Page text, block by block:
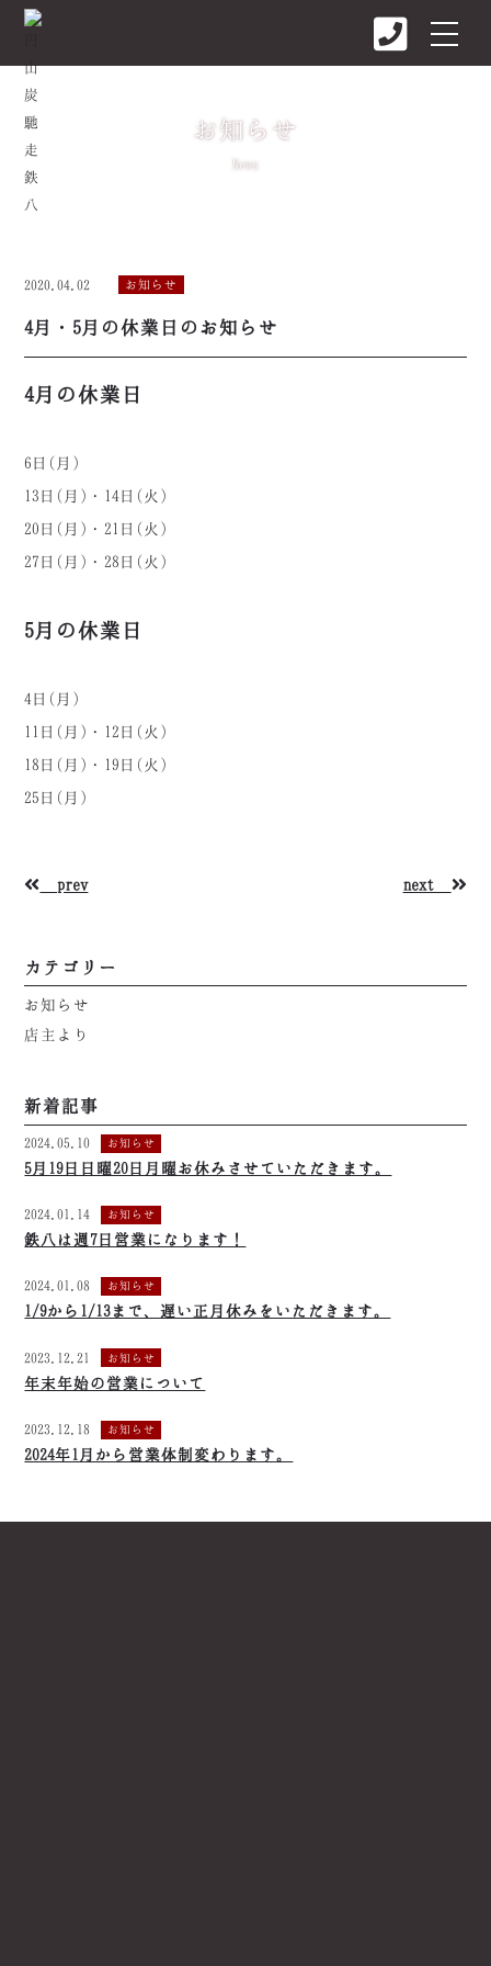
お知らせ
News
2020.04.02 お知らせ
4月・5月の休業日のお知らせ
4月の休業日
6日(月)
13日(月)・14日(火)
20日(月)・21日(火)
27日(月)・28日(火)
5月の休業日
4日(月)
11日(月)・12日(火)
18日(月)・19日(火)
25日(月)
prev next
カテゴリー
お知らせ
店主より
新着記事
2024.05.10 お知らせ
5月19日日曜20日月曜お休みさせていただきます。
2024.01.14 お知らせ
鉄八は週7日営業になります！
2024.01.08 お知らせ
1/9から1/13まで、遅い正月休みをいただきます。
2023.12.21 お知らせ
年末年始の営業について
2023.12.18 お知らせ
2024年1月から営業体制変わります。